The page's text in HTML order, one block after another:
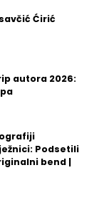
Ćirić
autora 2026:
Podsetili
bend |